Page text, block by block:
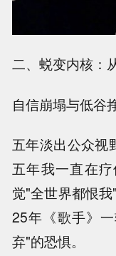
二、蜕变内核：
自信崩塌与低谷
五年淡出公众视
五年我一直在
觉"全世界都恨
25年《歌手》
弃"的恐惧。